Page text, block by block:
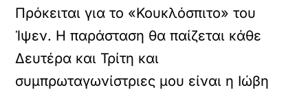
Πρόκειται για το «Κουκλόσπιτο» του
Ίψεν. Η παράσταση θα παίζεται κάθε
Δευτέρα και Τρίτη και
συμπρωταγωνίστριες μου είναι η Ιώβη